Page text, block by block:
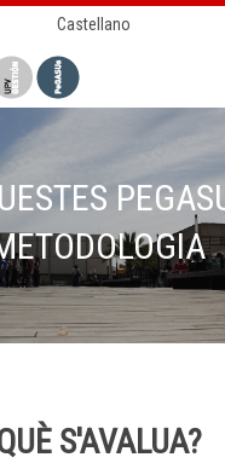
Castellano
S'AVALUA?